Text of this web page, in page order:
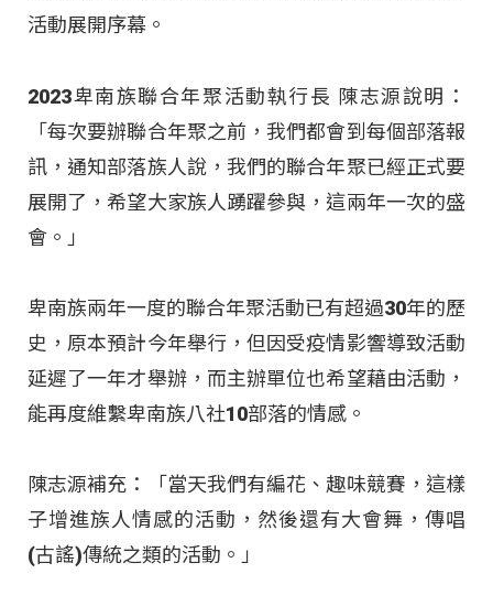
活動展開序幕。
2023卑南族聯合年聚活動執行長 陳志源說明：
「每次要辦聯合年聚之前，我們都會到每個部落報
訊，通知部落族人說，我們的聯合年聚已經正式要
展開了，希望大家族人踴躍參與，這兩年一次的盛
會。」
卑南族兩年一度的聯合年聚活動已有超過30年的歷
史，原本預計今年舉行，但因受疫情影響導致活動
延遲了一年才舉辦，而主辦單位也希望藉由活動，
能再度維繫卑南族八社10部落的情感。
陳志源補充：「當天我們有編花、趣味競賽，這樣
子增進族人情感的活動，然後還有大會舞，傳唱
(古謠)傳統之類的活動。」